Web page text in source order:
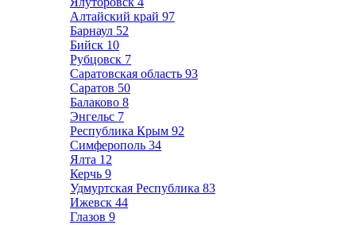
Алтайский край 97
Барнаул 52
Бийск 10
Рубцовск 7
Саратовская область 93
Саратов 50
Балаково 8
Энгельс 7
Республика Крым 92
Симферополь 34
Ялта 12
Керчь 9
Удмуртская Республика 83
Ижевск 44
Глазов 9